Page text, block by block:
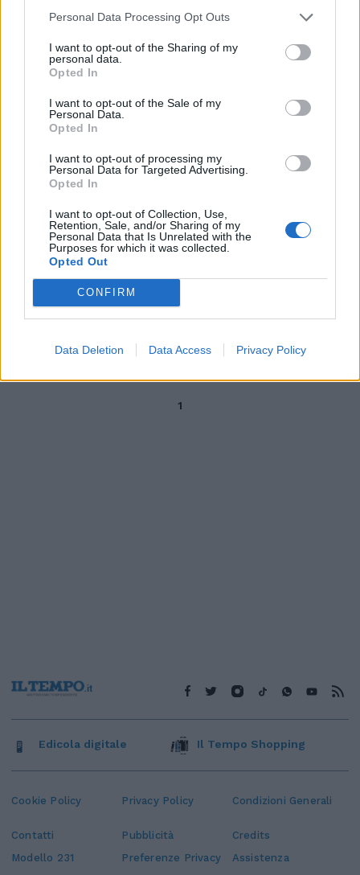
Personal Data Processing Opt Outs
I want to opt-out of the Sharing of my
personal data.
Opted In
I want to opt-out of the Sale of my
Personal Data.
Opted In
I want to opt-out of processing my
Personal Data for Targeted Advertising.
Opted In
I want to opt-out of Collection, Use,
Retention, Sale, and/or Sharing of my
Personal Data that Is Unrelated with the
Purposes for which it was collected.
Opted Out
CONFIRM
Data Deletion Data Access Privacy Policy
Era il 1955, quindicesima tappa,
traguardo di Ravenna.
KICKBOXING Italia terza ai
mondiali MILANO —
Straordinario successo degli
azzurri nella quindicesima ...
05/12/2005
CECCARELLI SOLO
QUINDICESIMA
10/03/2004
1
Cookie Policy Privacy Policy Condizioni Generali
Contatti Pubblicità
Credits
Modello 231
Preferenze Privacy Assistenza
Edicola digitale Il Tempo Shopping